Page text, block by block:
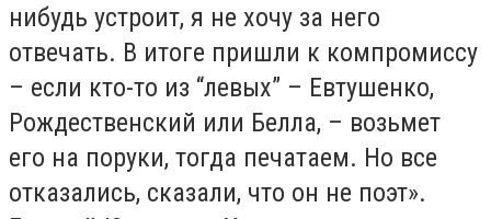
нибудь устроит, я не хочу за него
отвечать. В итоге пришли к компромиссу
– если кто-то из “левых” – Евтушенко,
Рождественский или Белла, – возьмет
его на поруки, тогда печатаем. Но все
отказались, сказали, что он не поэт».